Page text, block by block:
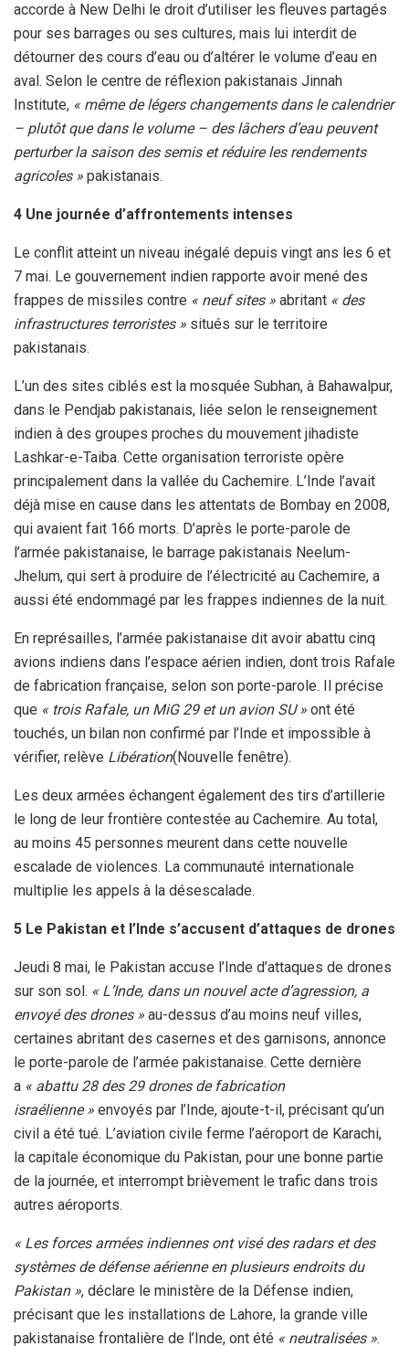
accorde à New Delhi le droit d’utiliser les fleuves partagés
pour ses barrages ou ses cultures, mais lui interdit de
détourner des cours d’eau ou d’altérer le volume d’eau en
aval. Selon le centre de réflexion pakistanais Jinnah
Institute, « même de légers changements dans le calendrier
– plutôt que dans le volume – des lâchers d’eau peuvent
perturber la saison des semis et réduire les rendements
agricoles » pakistanais.
4 Une journée d’affrontements intenses
Le conflit atteint un niveau inégalé depuis vingt ans les 6 et
7 mai. Le gouvernement indien rapporte avoir mené des
frappes de missiles contre « neuf sites » abritant « des
infrastructures terroristes » situés sur le territoire
pakistanais.
L’un des sites ciblés est la mosquée Subhan, à Bahawalpur,
dans le Pendjab pakistanais, liée selon le renseignement
indien à des groupes proches du mouvement jihadiste
Lashkar-e-Taiba. Cette organisation terroriste opère
principalement dans la vallée du Cachemire. L’Inde l’avait
déjà mise en cause dans les attentats de Bombay en 2008,
qui avaient fait 166 morts. D’après le porte-parole de
l’armée pakistanaise, le barrage pakistanais Neelum-
Jhelum, qui sert à produire de l’électricité au Cachemire, a
aussi été endommagé par les frappes indiennes de la nuit.
En représailles, l’armée pakistanaise dit avoir abattu cinq
avions indiens dans l’espace aérien indien, dont trois Rafale
de fabrication française, selon son porte-parole. Il précise
que « trois Rafale, un MiG 29 et un avion SU » ont été
touchés, un bilan non confirmé par l’Inde et impossible à
vérifier, relève Libération(Nouvelle fenêtre).
Les deux armées échangent également des tirs d’artillerie
le long de leur frontière contestée au Cachemire. Au total,
au moins 45 personnes meurent dans cette nouvelle
escalade de violences. La communauté internationale
multiplie les appels à la désescalade.
5 Le Pakistan et l’Inde s’accusent d’attaques de drones
Jeudi 8 mai, le Pakistan accuse l’Inde d’attaques de drones
sur son sol. « L’Inde, dans un nouvel acte d’agression, a
envoyé des drones » au-dessus d’au moins neuf villes,
certaines abritant des casernes et des garnisons, annonce
le porte-parole de l’armée pakistanaise. Cette dernière
a « abattu 28 des 29 drones de fabrication
israélienne » envoyés par l’Inde, ajoute-t-il, précisant qu’un
civil a été tué. L’aviation civile ferme l’aéroport de Karachi,
la capitale économique du Pakistan, pour une bonne partie
de la journée, et interrompt brièvement le trafic dans trois
autres aéroports.
« Les forces armées indiennes ont visé des radars et des
systèmes de défense aérienne en plusieurs endroits du
Pakistan », déclare le ministère de la Défense indien,
précisant que les installations de Lahore, la grande ville
pakistanaise frontalière de l’Inde, ont été « neutralisées ».